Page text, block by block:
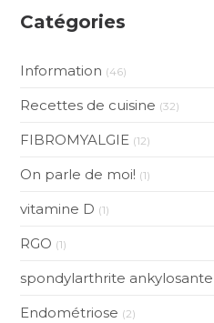
Catégories
Information (46)
Recettes de cuisine (32)
FIBROMYALGIE (12)
On parle de moi! (1)
vitamine D (1)
RGO (1)
spondylarthrite ankylosante
Endométriose (2)